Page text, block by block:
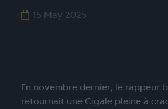
15 May 2025
En novembre dernier, le rappeur
retournait une Cigale pleine à